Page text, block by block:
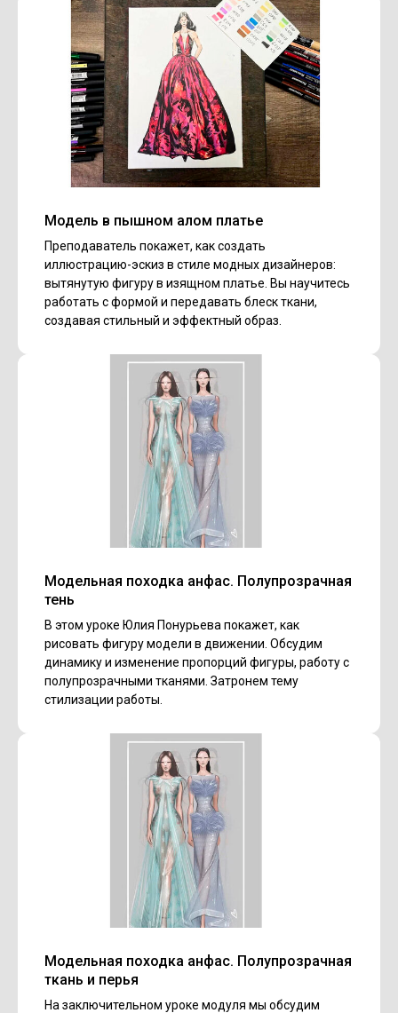
Модель в пышном алом платье
Преподаватель покажет, как создать
иллюстрацию-эскиз в стиле модных дизайнеров:
вытянутую фигуру в изящном платье. Вы научитесь
работать с формой и передавать блеск ткани,
создавая стильный и эффектный образ.
Модельная походка анфас. Полупрозрачная
тень
В этом уроке Юлия Понурьева покажет, как
рисовать фигуру модели в движении. Обсудим
динамику и изменение пропорций фигуры, работу с
полупрозрачными тканями. Затронем тему
стилизации работы.
Модельная походка анфас. Полупрозрачная
ткань и перья
На заключительном уроке модуля мы обсудим